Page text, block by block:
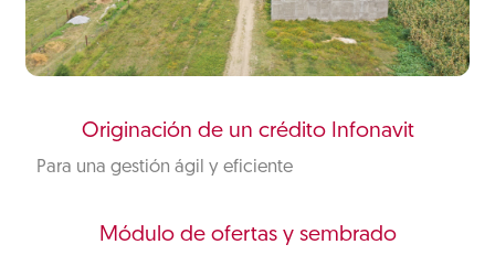
Originación de un crédito Infonavit
Para una gestión ágil y eficiente
Módulo de ofertas y sembrado